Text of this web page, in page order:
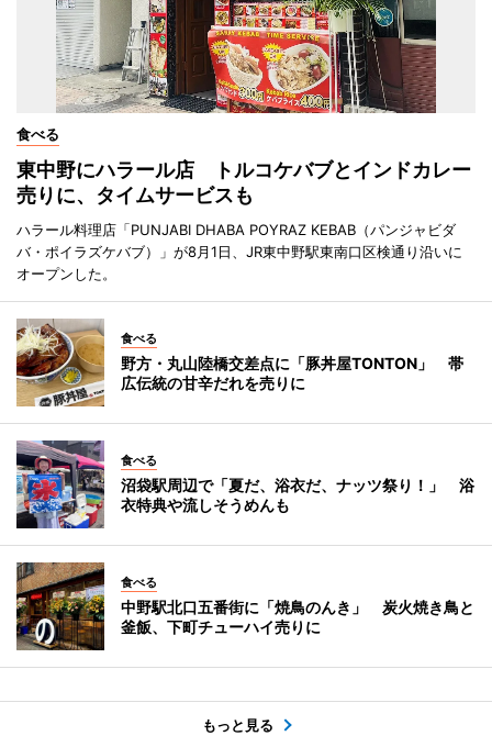
食べる
東中野にハラール店 トルコケバブとインドカレー
売りに、タイムサービスも
ハラール料理店「PUNJABI DHABA POYRAZ KEBAB（パンジャビダ
バ・ポイラズケバブ）」が8月1日、JR東中野駅東南口区検通り沿いに
オープンした。
食べる
野方・丸山陸橋交差点に「豚丼屋TONTON」 帯
広伝統の甘辛だれを売りに
食べる
沼袋駅周辺で「夏だ、浴衣だ、ナッツ祭り！」 浴
衣特典や流しそうめんも
食べる
中野駅北口五番街に「焼鳥のんき」 炭火焼き鳥と
釜飯、下町チューハイ売りに
もっと見る